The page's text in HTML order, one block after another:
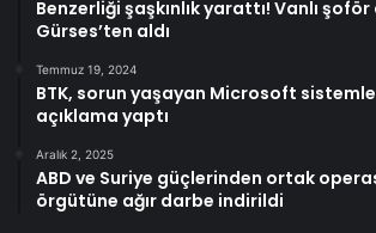
Benzerliği şaşkınlık yarattı! Vanlı şoför
Gürses’ten aldı
Temmuz 19, 2024
BTK, sorun yaşayan Microsoft
açıklama yaptı
Aralık 2, 2025
ABD ve Suriye güçlerinden ortak
örgütüne ağır darbe indirildi